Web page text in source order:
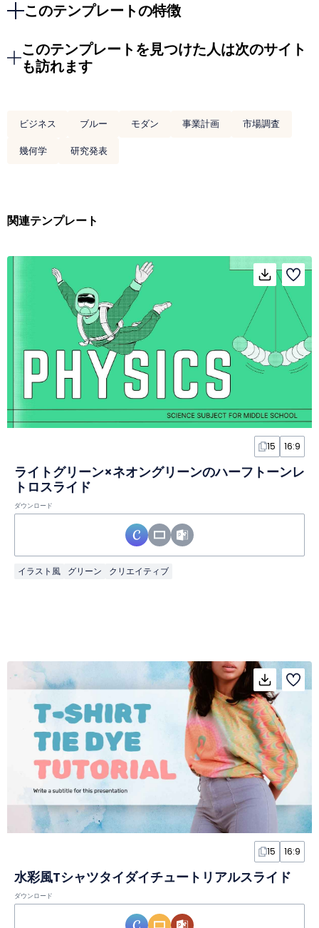
このテンプレートの特徴
このテンプレートを見つけた人は次のサイト
も訪れます
ビジネス ブルー モダン 事業計画
市場調査
幾何学
研究発表
関連テンプレート
15 16:9
ライトグリーン×ネオングリーンのハーフトーンレ
トロスライド
ダウンロード
イラスト風 グリーン クリエイティブ
15 16:9
水彩風Tシャツタイダイチュートリアルスライド
ダウンロード